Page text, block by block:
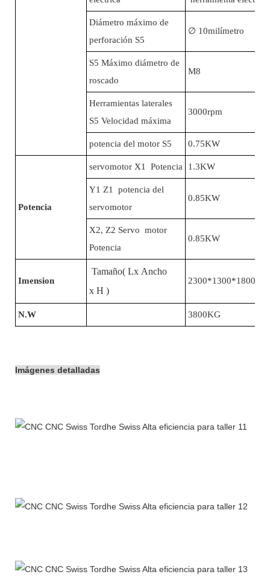
Diámetro máximo de
perforación S5
∅ 10milímetro
S5 Máximo diámetro de
roscado
M8
Herramientas laterales
S5 Velocidad máxima
3000rpm
potencia del motor S5 0.75KW
Potencia
servomotor X1 Potencia 1.3KW
Y1 Z1 potencia del
servomotor
0.85KW
X2, Z2 Servo motor
Potencia
0.85KW
Imension
Tamaño( Lx Ancho
x H )
N.W 3800KG
Imágenes detalladas